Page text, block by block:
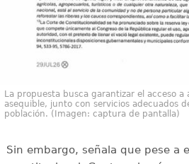
La propuesta busca garantizar el acceso
asequible, junto con servicios adecuados
población. (Imagen: captura de pantalla)
Sin embargo, señala que pese a